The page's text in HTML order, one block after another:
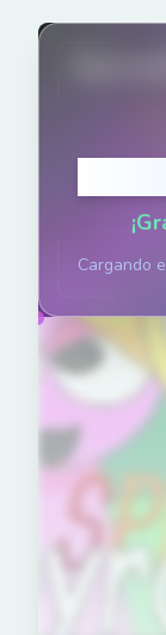
Cargando